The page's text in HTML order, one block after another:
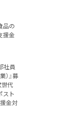
品の
援金
社員
）』募
世代
スト
金対